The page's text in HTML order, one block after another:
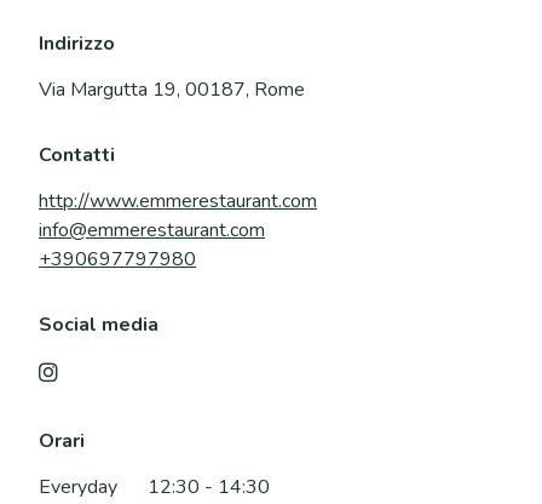
Indirizzo
Via Margutta 19, 00187, Rome
Contatti
http://www.emmerestaurant.com
info@emmerestaurant.com
+390697797980
Social media

Orari
Everyday
12:30 - 14:30